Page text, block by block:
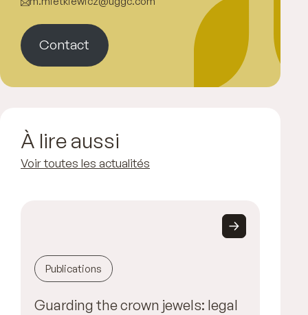
Contact
À lire aussi
Voir toutes les actualités
Publications
Guarding the crown jewels: legal